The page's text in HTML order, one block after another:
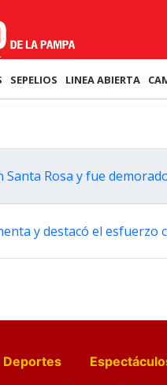
SEPELIOS LINEA ABIERTA
Rosa y fue
y destacó el esfuerzo
Deportes